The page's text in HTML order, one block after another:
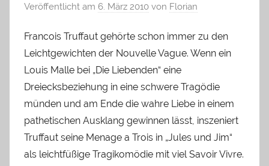
Veröffentlicht am 6. März 2010 von Florian
Francois Truffaut gehörte schon immer zu den
Leichtgewichten der Nouvelle Vague. Wenn ein
Louis Malle bei „Die Liebenden“ eine
Dreiecksbeziehung in eine schwere Tragödie
münden und am Ende die wahre Liebe in einem
pathetischen Ausklang gewinnen lässt, inszeniert
Truffaut seine Menage a Trois in „Jules und Jim“
als leichtfüßige Tragikomödie mit viel Savoir Vivre.